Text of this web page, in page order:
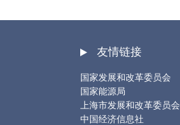
友情链接
国家发展和改革委员会
国家能源局
上海市发展和改革委员会
中国经济信息社